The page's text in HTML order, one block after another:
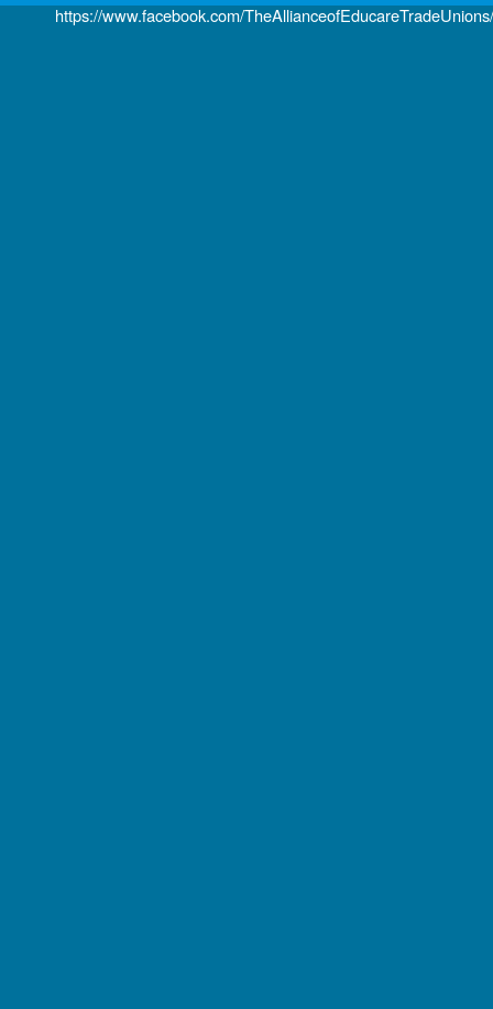
https://www.facebook.com/TheAllianceofEducareTradeUnions/